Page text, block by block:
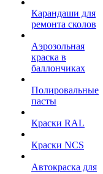
Карандаши для
ремонта сколов
Аэрозольная
краска в
баллончиках
Полировальные
пасты
Краски RAL
Краски NCS
Автокраска для